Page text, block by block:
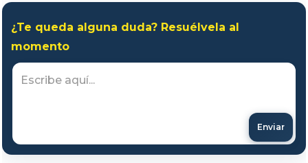
¿Te queda alguna duda? Resuélvela al
momento
Enviar